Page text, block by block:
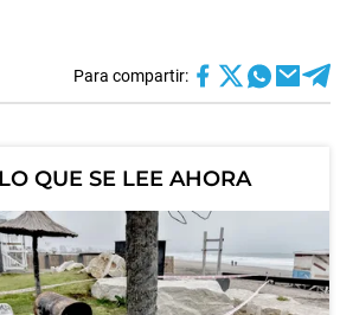
Para compartir:
LO QUE SE LEE AHORA